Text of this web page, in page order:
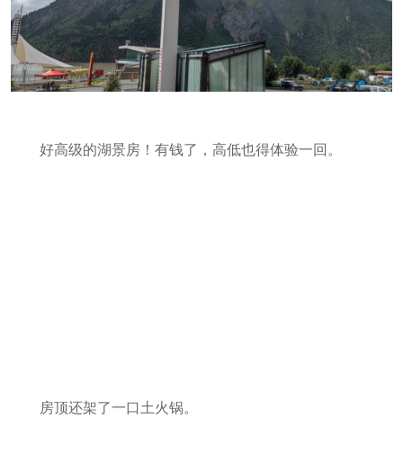
好高级的湖景房！有钱了，高低也得体验一回。
房顶还架了一口土火锅。